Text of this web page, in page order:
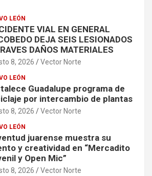
LEÓN
VIAL EN GENERAL
DEJA SEIS LESIONADOS
DAÑOS MATERIALES
8, 2026 Vector Norte
LEÓN
Guadalupe programa de
por intercambio de plantas
8, 2026 Vector Norte
LEÓN
juarense muestra su
y creatividad en “Mercadito
y Open Mic”
8, 2026 Vector Norte